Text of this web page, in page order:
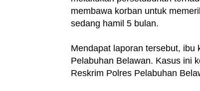
membawa korban untuk
sedang hamil 5 bulan.
Mendapat laporan tersebut, ibu
Pelabuhan Belawan. Kasus ini
Reskrim Polres Pelabuhan